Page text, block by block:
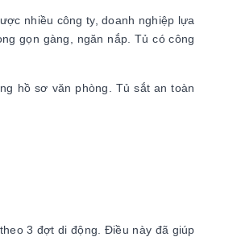
nhiều công ty, doanh nghiệp lựa
gọn gàng, ngăn nắp. Tủ có công
hồ sơ văn phòng. Tủ sắt an toàn
3 đợt di động. Điều này đã giúp